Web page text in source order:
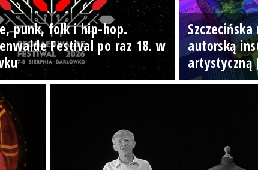
punk, folk i hip-hop.
Festival po raz 18. w
autorską
artystyczną